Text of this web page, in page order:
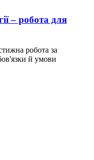
– робота для
робота за
й умови